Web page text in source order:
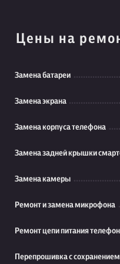
Цены на
Замена батареи
Замена экрана
Замена корпуса телефона
Замена задней крышки
Замена камеры
Ремонт и замена микрофона
Ремонт цепи питания
Перепрошивка с